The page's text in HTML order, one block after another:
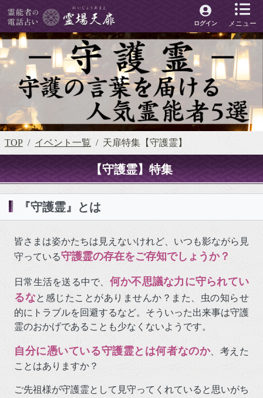
メニュー
ログイン
TOP イベント一覧 天扉特集【守護霊】
【守護霊】特集
『守護霊』とは
皆さまは姿かたちは見えないけれど、いつも影ながら見
守っている守護霊の存在をご存知でしょうか？
日常生活を送る中で、何か不思議な力に守られてい
るなと感じたことがありませんか？また、虫の知らせ
的にトラブルを回避するなど。そういった出来事は守護
霊のおかげであることも少なくないようです。
自分に憑いている守護霊とは何者なのか、考えた
ことはありますか？
ご先祖様が守護霊として見守ってくれていると思いがち